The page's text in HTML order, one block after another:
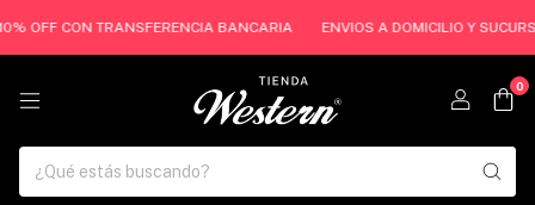
CON TRANSFERENCIA BANCARIA ENVIOS A DOMICILIO Y
0